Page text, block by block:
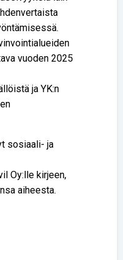
vuoden 2025
ja YK:n
sosiaali- ja
Oy:lle kirjeen,
aiheesta.